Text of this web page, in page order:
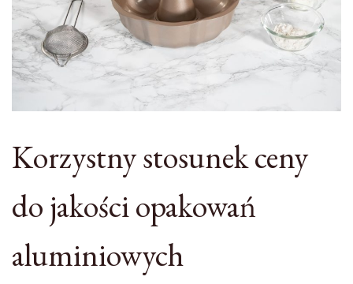
Korzystny stosunek ceny
do jakości opakowań
aluminiowych